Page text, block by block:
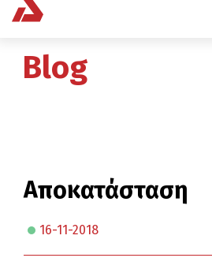
Blog
Αποκατάσταση
16-11-2018